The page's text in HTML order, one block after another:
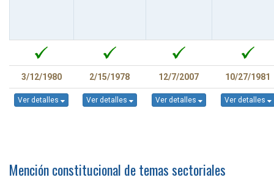
3/12/1980 2/15/1978 12/7/2007 10/27/1981
Ver detalles Ver detalles Ver detalles Ver detalles
Mención constitucional de temas sectoriales